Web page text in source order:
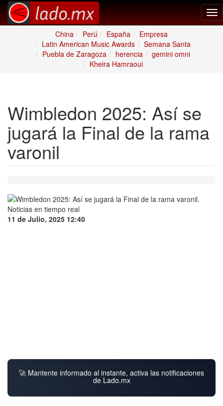
China
Perú España
Empresa
Latin American Music Awards
Semana Santa
Puebla de Zaragoza
herencia
gemini omni
Kheira Hamraoui
Wimbledon 2025: Así se
jugará la Final de la rama
varonil
11 de Julio, 2025 12:40
🚀 Mantente informado al instante, activa las notificaciones
de Lado.mx